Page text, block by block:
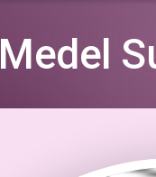
Medel